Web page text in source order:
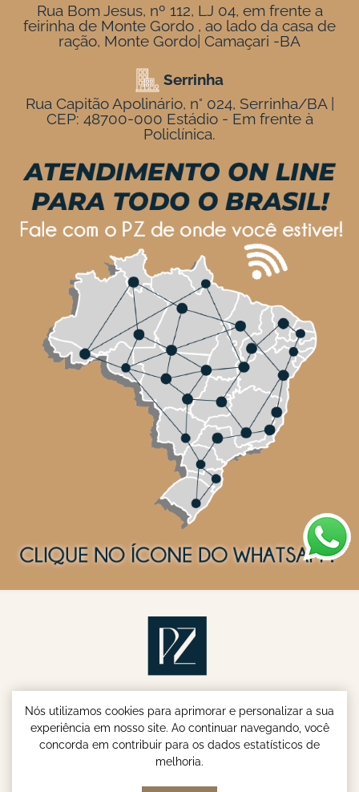
Rua Bom Jesus, nº 112, LJ 04, em frente a
feirinha de Monte Gordo , ao lado da casa de
ração, Monte Gordo| Camaçari -BA
Serrinha
Rua Capitão Apolinário, n° 024, Serrinha/BA |
CEP: 48700-000 Estádio - Em frente à
Policlínica.
Nós utilizamos cookies para aprimorar e personalizar a sua
experiência em nosso site. Ao continuar navegando, você
concorda em contribuir para os dados estatísticos de
melhoria.